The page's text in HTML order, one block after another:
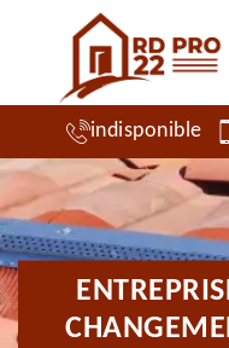
indisponible